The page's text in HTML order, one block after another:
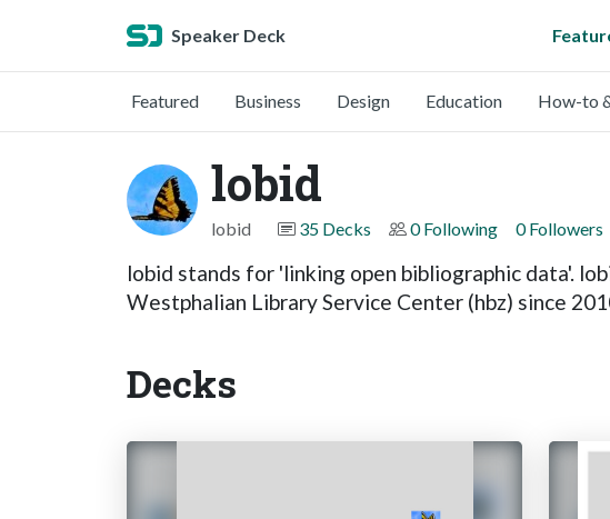
Speaker Deck
Featured Business Design Education How-to
lobid
lobid 35 Decks 0 Following 0 Followers
lobid stands for 'linking open bibliographic data'.
Westphalian Library Service Center (hbz) since
Decks